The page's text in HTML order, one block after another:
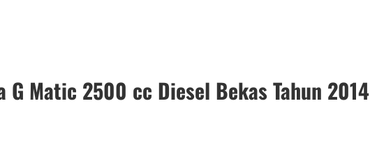
G Matic 2500 cc Diesel Bekas Tahun 2014